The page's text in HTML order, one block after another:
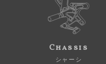
Chassis
シャーシ